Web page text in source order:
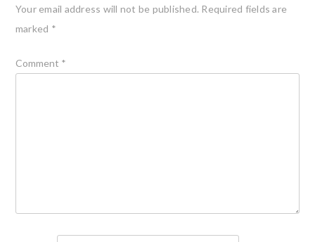
Your email address will not be published. Required fields are
marked *
Comment *